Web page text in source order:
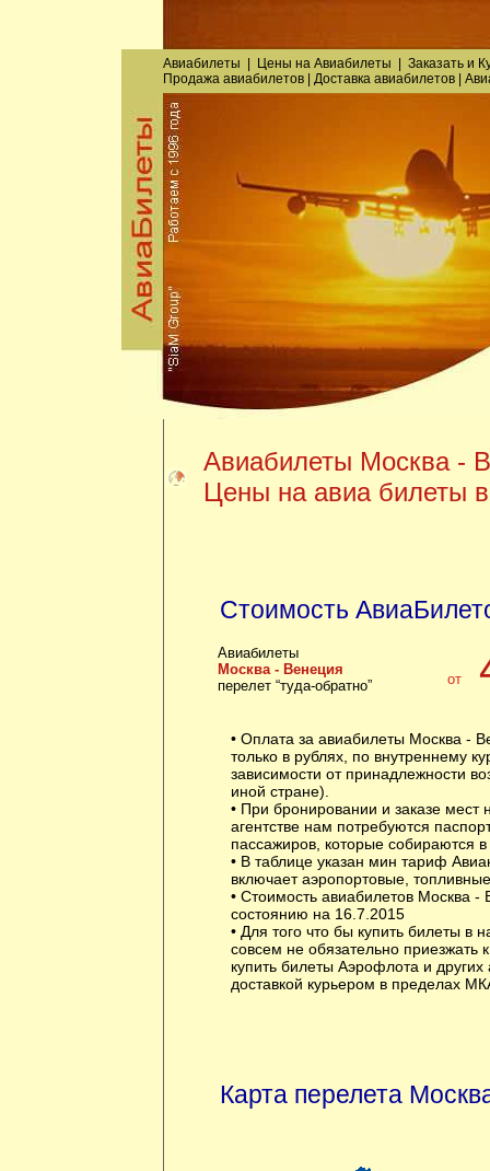
Авиабилеты Цены на Авиабилеты Заказатьи
Продажа авиабилетов| Доставка авиабилетов|
Авиабилеты Москва -
Цены на авиа билеты
Стоимость
Авиабилеты
Москва - Венеция
перелет “туда-обратно”
от
• Оплата за авиабилеты Москва -
только в рублях, по внутреннему
зависимости от принадлежности
иной стране).
• При бронировании и заказе
агентстве нам потребуются
пассажиров, которые собираются в
• В таблице указан мин тариф
включает аэропортовые,
• Стоимость авиабилетов Москва -
состоянию на 16.7.2015
• Для того что бы купить билеты в
совсем не обязательно
купить билеты Аэрофлота и
доставкой курьером в пределах
Карта перелета